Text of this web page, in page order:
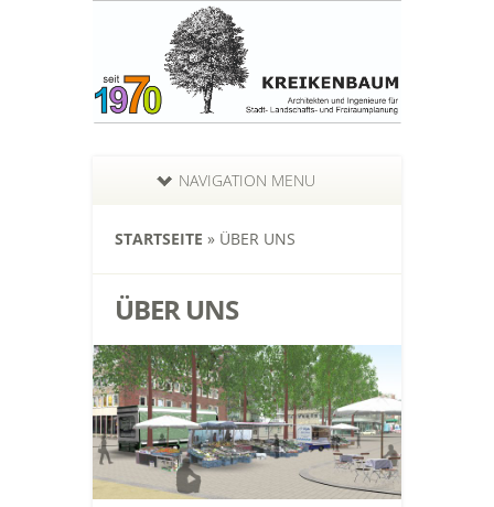
NAVIGATION MENU
STARTSEITE » ÜBER UNS
ÜBER UNS